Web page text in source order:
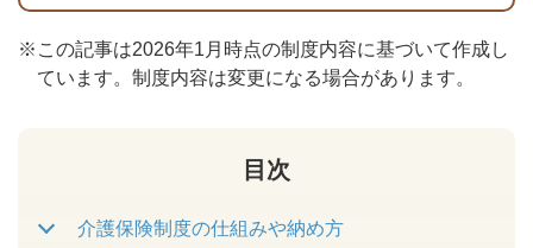
※ この記事は2026年1月時点の制度内容に基づいて作成し
ています。制度内容は変更になる場合があります。
目次
介護保険制度の仕組みや納め方